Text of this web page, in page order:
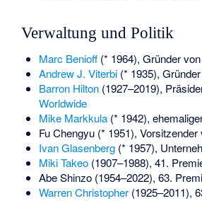
Verwaltung und Politik
Marc Benioff(* 1964), Gründer von
Andrew J. Viterbi(* 1935),
Barron Hilton(1927–2019),
Worldwide
Mike Markkula(* 1942),
Fu Chengyu(* 1951), Vorsitzender
Ivan Glasenberg(* 1957),
Miki Takeo(1907–1988), 41.
Abe Shinzo(1954–2022), 63.
Warren Christopher(1925–2011),